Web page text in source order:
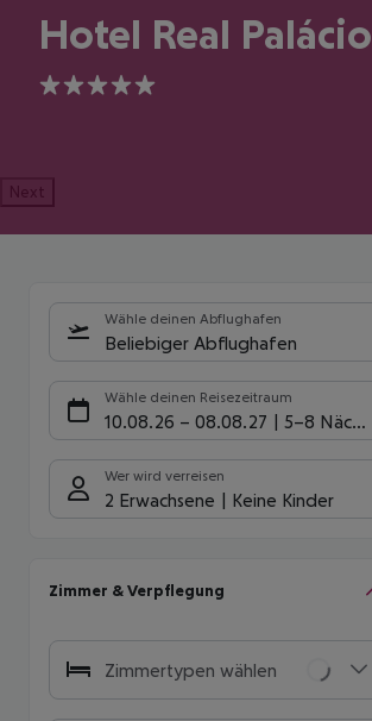
Hotel Real Palácio
5
Next
Wähle deinen Abflughafen
Beliebiger Abflughafen
Wähle deinen Reisezeitraum
10.08.26 – 08.08.27 5-8 Nächte
Wer wird verreisen
2 Erwachsene Keine Kinder
Zimmer & Verpflegung
Zimmertypen wählen